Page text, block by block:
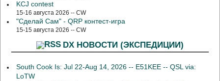
KCJ contest
15-16 августа 2026 -- CW
"Сделай Сам" - QRP контест-игра
15-15 августа 2026 -- CW
DX НОВОСТИ (ЭКСПЕДИЦИИ)
South Cook Is: Jul 22-Aug 14, 2026 -- E51KEE -- QSL via:
LoTW